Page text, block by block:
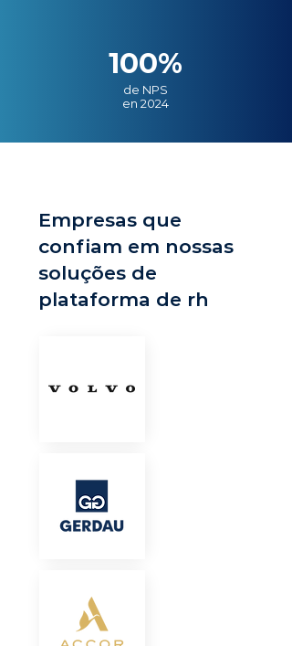
100%
de NPS
en 2024
Empresas que
confiam em nossas
soluções de
plataforma de rh